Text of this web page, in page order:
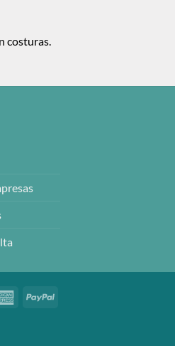
costuras.
AmericanPayPal